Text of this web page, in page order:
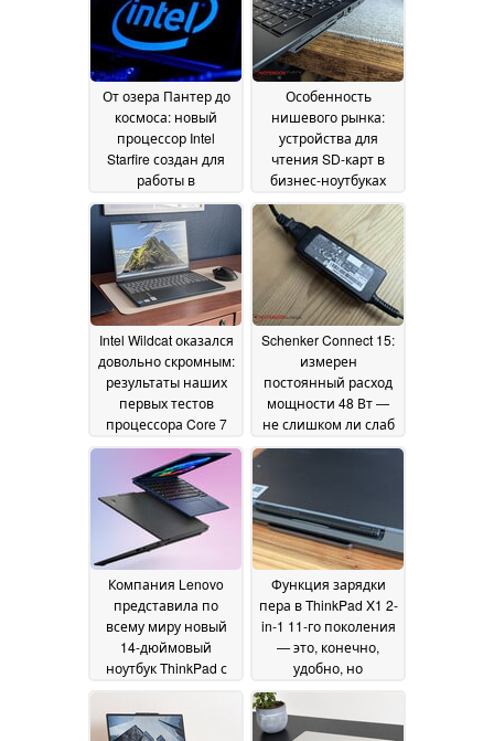
От озера Пантер до
космоса: новый
процессор Intel
Starfire создан для
работы в
космических
условиях14 July 2026
Особенность
нишевого рынка:
устройства для
чтения SD-карт в
бизнес-ноутбуках
являются
незаменимыми для
некоторых, но не
имеют значения для
большинства13 July
2026
Intel Wildcat оказался
довольно скромным:
результаты наших
первых тестов
процессора Core 7
350 демонстрируют
лишь умеренные
показатели
производительности
02 July 2026
Schenker Connect 15:
измерен
постоянный расход
мощности 48 Вт —
не слишком ли слаб
адаптер питания на
Компания Lenovo
представила по
всему миру новый
14-дюймовый
ноутбук ThinkPad с
поддержкой 5G и 64
ГБ оперативной
памяти28 June 2026
Функция зарядки
пера в ThinkPad X1 2-
in-1 11-го поколения
— это, конечно,
удобно, но
недостатки
очевидны